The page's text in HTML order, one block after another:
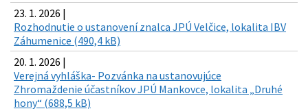
23. 1. 2026 |
Rozhodnutie o ustanovení znalca JPÚ Velčice, lokalita IBV
Záhumenice (490,4 kB)
20. 1. 2026 |
Verejná vyhláška- Pozvánka na ustanovujúce
Zhromaždenie účastníkov JPÚ Mankovce, lokalita „Druhé
hony“ (688,5 kB)